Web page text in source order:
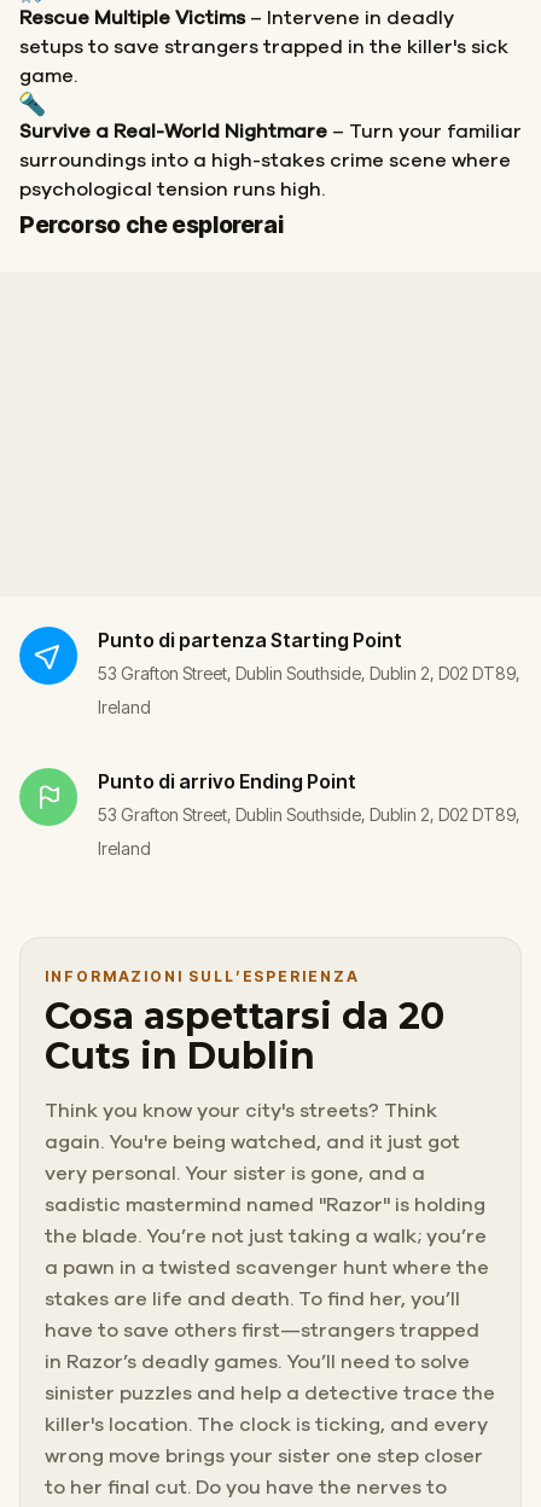
Rescue Multiple Victims– Intervene in deadly
setups to save strangers trapped in the killer's sick
game.
Survive a Real-World Nightmare – Turn your familiar
surroundings into a high-stakes crime scene where
psychological tension runs high.
Percorso che esplorerai
Punto di partenza Starting Point
53 Grafton Street, Dublin Southside, Dublin 2, D02 DT89,
Ireland
Punto di arrivo Ending Point
53 Grafton Street, Dublin Southside, Dublin 2, D02 DT89,
Ireland
INFORMAZIONI SULL’ESPERIENZA
Cosa aspettarsi da 20
Cuts in Dublin
Think you know your city's streets? Think
again. You're being watched, and it just got
very personal. Your sister is gone, and a
sadistic mastermind named "Razor" is holding
the blade. You’re not just taking a walk; you’re
a pawn in a twisted scavenger hunt where the
stakes are life and death. To find her, you’ll
have to save others first—strangers trapped
in Razor’s deadly games. You’ll need to solve
sinister puzzles and help a detective trace the
killer's location. The clock is ticking, and every
wrong move brings your sister one step closer
to her final cut. Do you have the nerves to